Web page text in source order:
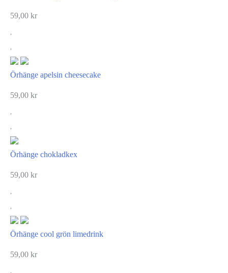
59,00 kr
Örhänge apelsin cheesecake
59,00 kr
Örhänge chokladkex
59,00 kr
Örhänge cool grön limedrink
59,00 kr